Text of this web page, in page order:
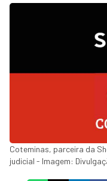
Coteminas, parceira da
judicial - Imagem: